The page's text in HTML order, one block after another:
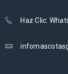
Haz Clic: